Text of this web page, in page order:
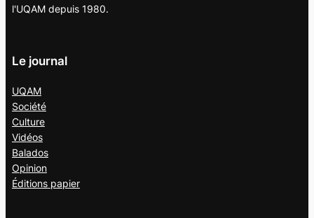
l'UQAM depuis 1980.
Le journal
UQAM
Société
Culture
Vidéos
Balados
Opinion
Éditions papier